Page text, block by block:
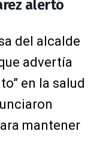
alertó
del alcalde
advertía
en la salud
mantener